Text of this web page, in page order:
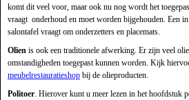
komt dit veel voor, maar ook nu nog wordt het
vraagt onderhoud en moet worden bijgehouden. Een
salontafel vraagt om onderzetters en placemats.
Olien is ook een traditionele afwerking. Er zijn veel
omstandigheden toegepast kunnen worden. Kijk
meubelrestauratieshop bij de olieproducten.
Politoer. Hierover kunt u meer lezen in het hoofdstuk